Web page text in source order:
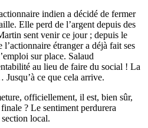
indien a décidé de fermer
Elle perd de l’argent depuis des
sent venir ce jour ; depuis le
étranger a déjà fait ses
sur place. Salaud
au lieu de faire du social ! La
ce que cela arrive.
officiellement, il est, bien sûr,
? Le sentiment perdurera
section local.